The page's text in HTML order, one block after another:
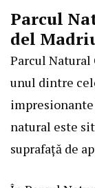
Parcul
del
Parcul Natural
unul dintre
natural este
suprafață de